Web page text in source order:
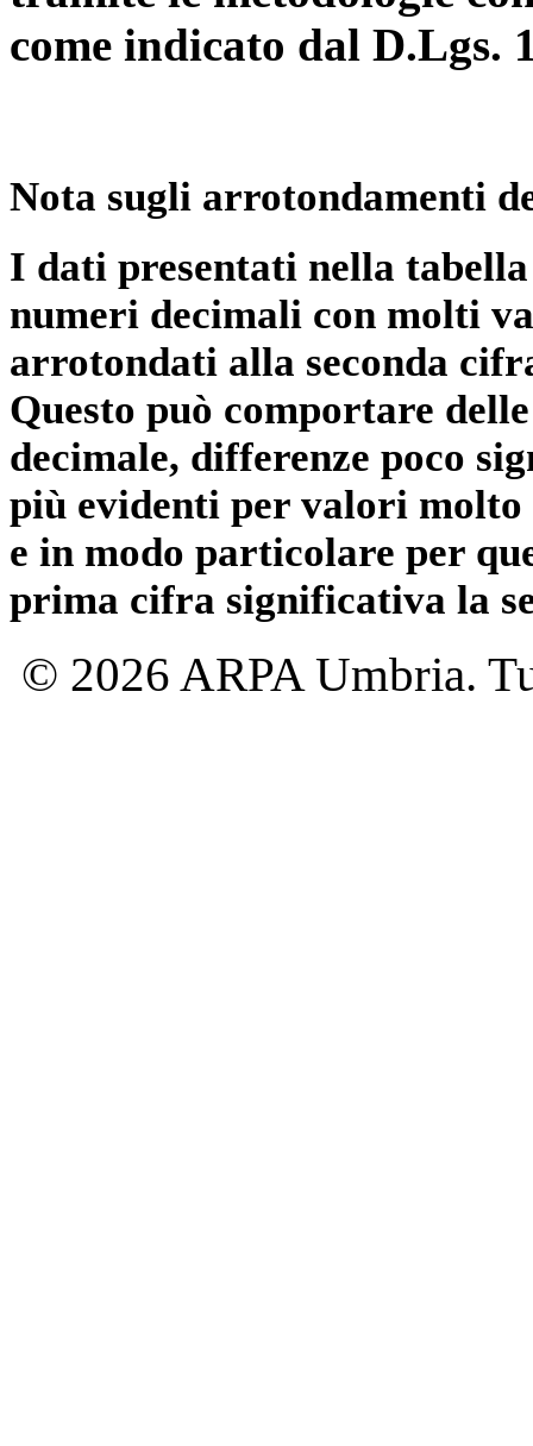
come indicato dal D.Lgs.
Nota sugli arrotondamenti
I dati presentati nella
numeri decimali con molti
arrotondati alla seconda
Questo può comportare
decimale, differenze poco
più evidenti per valori
e in modo particolare per
prima cifra significativa la
© 2026 ARPA Umbria.